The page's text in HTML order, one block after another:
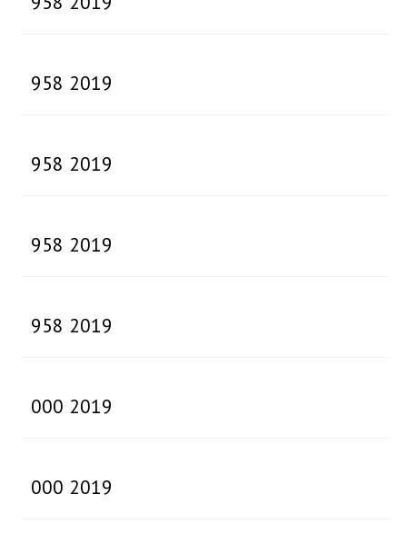
958 2019
958 2019
958 2019
958 2019
000 2019
000 2019